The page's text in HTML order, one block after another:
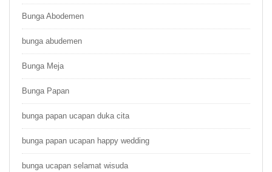
Bunga Abodemen
bunga abudemen
Bunga Meja
Bunga Papan
bunga papan ucapan duka cita
bunga papan ucapan happy wedding
bunga ucapan selamat wisuda